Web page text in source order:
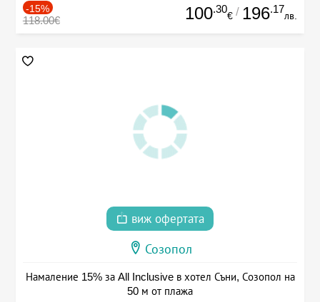
-15%
118.00€ 100.30
€ / 196.17
лв.
виж офертата
Созопол
Намаление 15% за All Inclusive в хотел Съни, Созопол на
50 м от плажа